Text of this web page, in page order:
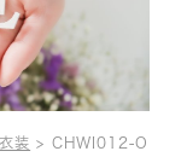
衣装 > CHWI012-O